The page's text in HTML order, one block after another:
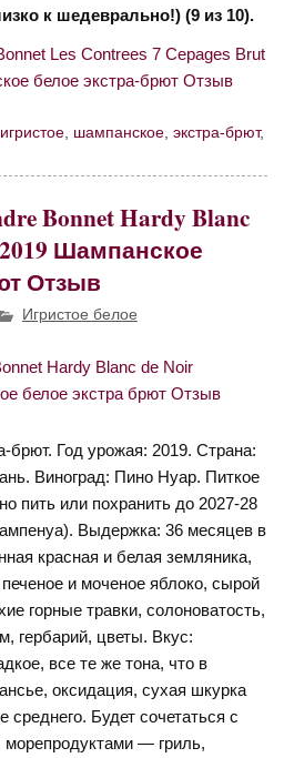
к шедеврально!) (9 из 10).
игристое, шампанское,экстра-брют,
Bonnet Hardy Blanc
Шампанское
Отзыв
Игристое белое
брют. Год урожая: 2019. Страна:
Виноград: Пино Нуар. Питкое
пить или похранить до 2027-28
Выдержка: 36 месяцев в
красная и белая земляника,
и моченое яблоко, сырой
горные травки, солоноватость,
гербарий, цветы. Вкус:
все те же тона, что в
оксидация, сухая шкурка
Будет сочетаться с
— гриль,